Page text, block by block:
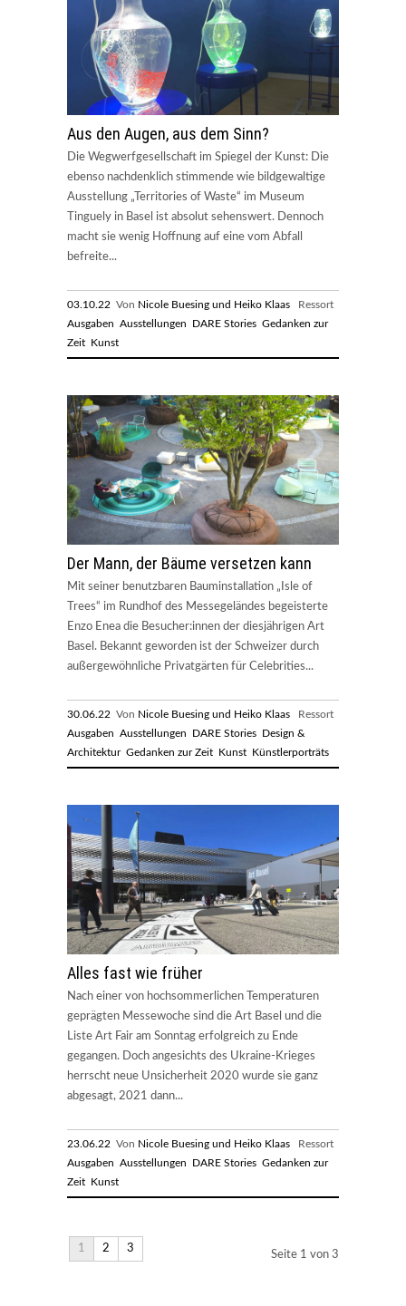
Aus den Augen, aus dem Sinn?
Die Wegwerfgesellschaft im Spiegel der Kunst: Die
ebenso nachdenklich stimmende wie bildgewaltige
Ausstellung „Territories of Waste“ im Museum
Tinguely in Basel ist absolut sehenswert. Dennoch
macht sie wenig Hoffnung auf eine vom Abfall
befreite...
03.10.22 Von Nicole Buesing und Heiko Klaas Ressort
Ausgaben Ausstellungen DARE Stories Gedanken zur
Zeit Kunst
Der Mann, der Bäume versetzen kann
Mit seiner benutzbaren Bauminstallation „Isle of
Trees“ im Rundhof des Messegeländes begeisterte
Enzo Enea die Besucher:innen der diesjährigen Art
Basel. Bekannt geworden ist der Schweizer durch
außergewöhnliche Privatgärten für Celebrities...
30.06.22 Von Nicole Buesing und Heiko Klaas Ressort
Ausgaben Ausstellungen DARE Stories Design &
Architektur Gedanken zur Zeit Kunst Künstlerporträts
Alles fast wie früher
Nach einer von hochsommerlichen Temperaturen
geprägten Messewoche sind die Art Basel und die
Liste Art Fair am Sonntag erfolgreich zu Ende
gegangen. Doch angesichts des Ukraine-Krieges
herrscht neue Unsicherheit 2020 wurde sie ganz
abgesagt, 2021 dann...
23.06.22 Von Nicole Buesing und Heiko Klaas Ressort
Ausgaben Ausstellungen DARE Stories Gedanken zur
Zeit Kunst
1 2 3 Seite 1 von 3